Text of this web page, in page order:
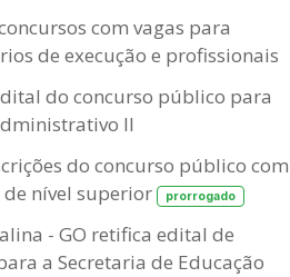
com vagas para
de execução e profissionais
do concurso público para
II
do concurso público com
nível superior
prorrogado
- GO retifica edital de
a Secretaria de Educação